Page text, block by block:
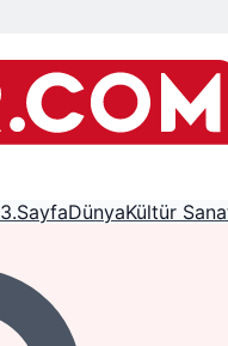
3.SayfaDünyaKültür